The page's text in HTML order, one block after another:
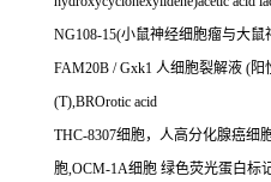
NG108-15(小鼠神经细胞瘤与大鼠
FAM20B / Gxk1 人细胞裂解液 (阳
(T),BROrotic acid
THC-8307细胞，人高分化腺癌细
胞,OCM-1A细胞 绿色荧光蛋白标